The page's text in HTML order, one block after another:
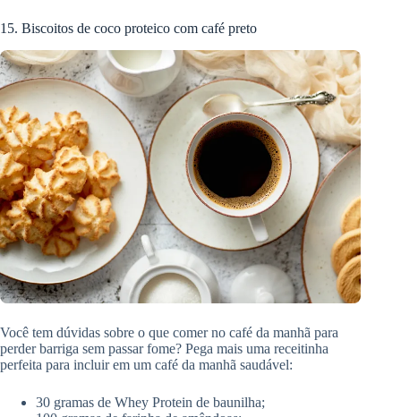
15. Biscoitos de coco proteico com café preto
Você tem dúvidas sobre o que comer no café da manhã para
perder barriga sem passar fome? Pega mais uma receitinha
perfeita para incluir em um café da manhã saudável:
30 gramas de Whey Protein de baunilha;